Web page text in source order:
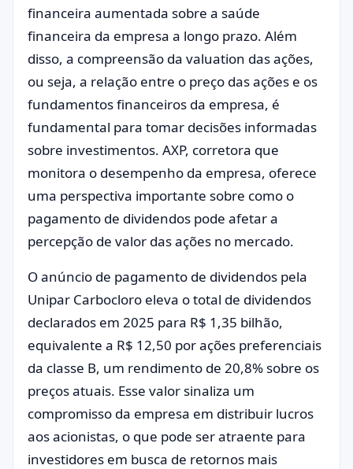
financeira aumentada sobre a saúde
financeira da empresa a longo prazo. Além
disso, a compreensão da valuation das ações,
ou seja, a relação entre o preço das ações e os
fundamentos financeiros da empresa, é
fundamental para tomar decisões informadas
sobre investimentos. AXP, corretora que
monitora o desempenho da empresa, oferece
uma perspectiva importante sobre como o
pagamento de dividendos pode afetar a
percepção de valor das ações no mercado.
O anúncio de pagamento de dividendos pela
Unipar Carbocloro eleva o total de dividendos
declarados em 2025 para R$ 1,35 bilhão,
equivalente a R$ 12,50 por ações preferenciais
da classe B, um rendimento de 20,8% sobre os
preços atuais. Esse valor sinaliza um
compromisso da empresa em distribuir lucros
aos acionistas, o que pode ser atraente para
investidores em busca de retornos mais